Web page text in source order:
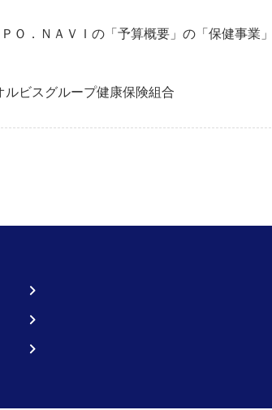
Ｏ．ＮＡＶＩの「予算概要」の「保健事業
ルビスグループ健康保険組合